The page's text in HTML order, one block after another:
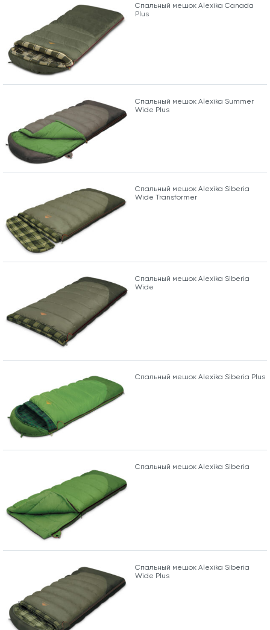
Спальный мешок Alexika Canada
Plus
Спальный мешок Alexika Summer
Wide Plus
Спальный мешок Alexika Siberia
Wide Transformer
Спальный мешок Alexika Siberia
Wide
Спальный мешок Alexika Siberia Plus
Спальный мешок Alexika Siberia
Спальный мешок Alexika Siberia
Wide Plus